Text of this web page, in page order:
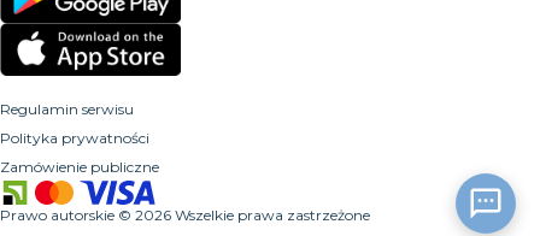
Regulamin serwisu
Polityka prywatności
Zamówienie publiczne
Prawo autorskie © 2026 Wszelkie prawa zastrzeżone